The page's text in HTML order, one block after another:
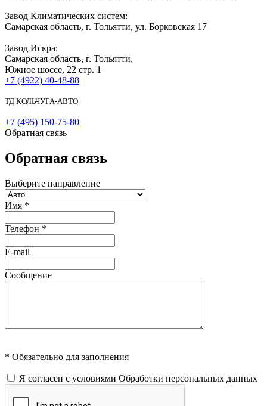
Завод Климатических систем:
Самарская область, г. Тольятти, ул. Борковская 17
Завод Искра:
Самарская область, г. Тольятти,
Южное шоссе, 22 стр. 1
+7 (4922) 40-48-88
ТД КОЛЬЧУГА-АВТО
+7 (495) 150-75-80
Обратная связь
Обратная связь
Выберите направление
Имя *
Телефон *
E-mail
Сообщение
* Обязательно для заполнения
Я согласен с условиями Обработки персональных данных